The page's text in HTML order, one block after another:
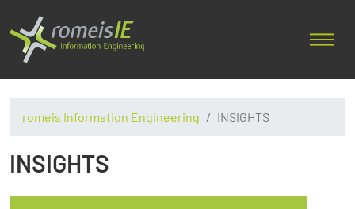
romeis Information Engineering INSIGHTS
INSIGHTS